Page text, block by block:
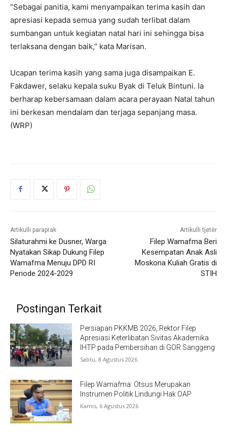
“Sebagai panitia, kami menyampaikan terima kasih dan
apresiasi kepada semua yang sudah terlibat dalam
sumbangan untuk kegiatan natal hari ini sehingga bisa
terlaksana dengan baik,” kata Marisan.
Ucapan terima kasih yang sama juga disampaikan E.
Fakdawer, selaku kepala suku Byak di Teluk Bintuni. Ia
berharap kebersamaan dalam acara perayaan Natal tahun
ini berkesan mendalam dan terjaga sepanjang masa.
(WRP)
Artikulli paraprak
Silaturahmi ke Dusner, Warga
Nyatakan Sikap Dukung Filep
Wamafma Menuju DPD RI
Periode 2024-2029
Artikulli tjetër
Filep Wamafma Beri
Kesempatan Anak Asli
Moskona Kuliah Gratis di
STIH
Postingan Terkait
Persiapan PKKMB 2026, Rektor Filep
Apresiasi Keterlibatan Sivitas Akademika
IHTP pada Pembersihan di GOR Sanggeng
Sabtu, 8 Agustus 2026
Filep Wamafma: Otsus Merupakan
Instrumen Politik Lindungi Hak OAP
Kamis, 6 Agustus 2026